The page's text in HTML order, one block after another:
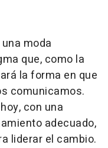
moda
que, como la
la forma en que
comunicamos.
con una
adecuado,
liderar el cambio.